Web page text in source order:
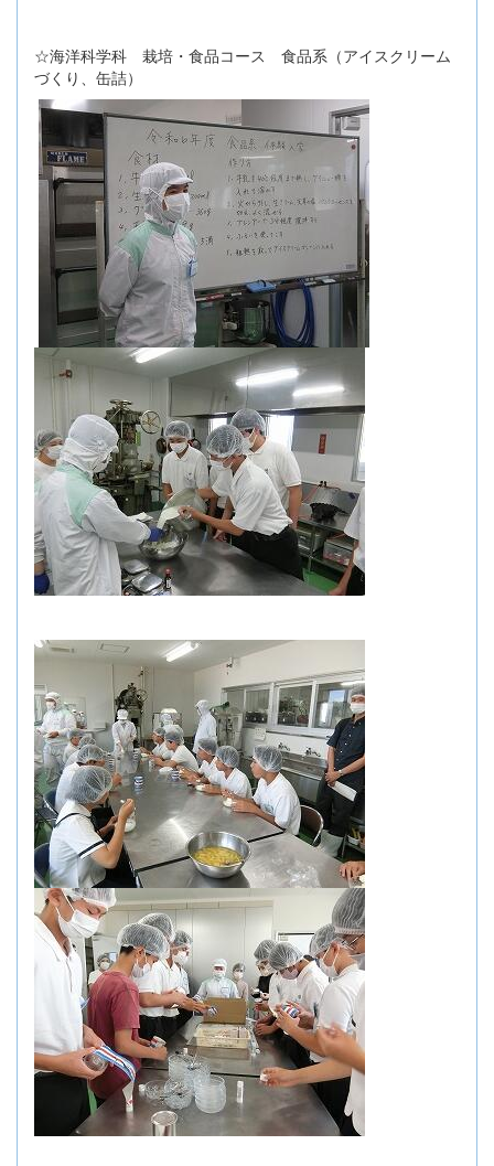
☆海洋科学科 栽培・食品コース 食品系（アイスクリーム
づくり、缶詰）